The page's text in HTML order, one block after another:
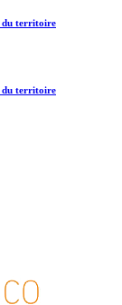
du territoire
du territoire